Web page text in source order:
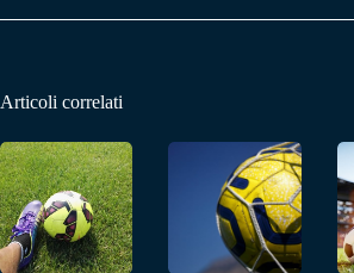
Articoli correlati